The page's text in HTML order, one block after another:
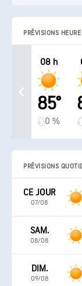
PRÉVISIONS
08 h
85°
0 %
PRÉVISIONS
CE JOUR
07/08
SAM.
08/08
DIM.
09/08